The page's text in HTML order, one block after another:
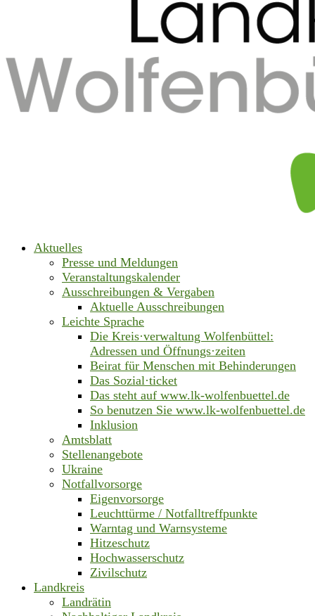
Aktuelles
Presse und Meldungen
Veranstaltungskalender
Ausschreibungen & Vergaben
Aktuelle Ausschreibungen
Leichte Sprache
Die Kreis·verwaltung Wolfenbüttel:
Adressen und Öffnungs·zeiten
Beirat für Menschen mit Behinderungen
Das Sozial·ticket
Das steht auf www.lk-wolfenbuettel.de
So benutzen Sie www.lk-wolfenbuettel.de
Inklusion
Amtsblatt
Stellenangebote
Ukraine
Notfallvorsorge
Eigenvorsorge
Leuchttürme / Notfalltreffpunkte
Warntag und Warnsysteme
Hitzeschutz
Hochwasserschutz
Zivilschutz
Landkreis
Landrätin